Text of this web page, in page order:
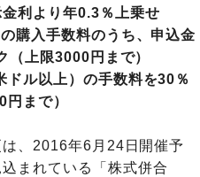
利より年0.3％上乗せ
購入手数料のうち、申込金
（上限3000円まで）
ル以上）の手数料を30％
まで）
、2016年6月24日開催予
まれている「株式併合